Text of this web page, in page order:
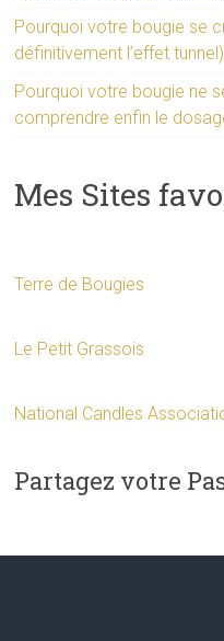
Pourquoi votre bougie se
définitivement l’effet tunnel)
Pourquoi votre bougie ne
comprendre enfin le
Mes Sites
Terre de Bougies
Le Petit Grassois
National Candles
Partagez votre